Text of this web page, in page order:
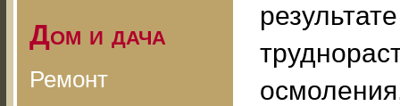
Дом и дача
Ремонт